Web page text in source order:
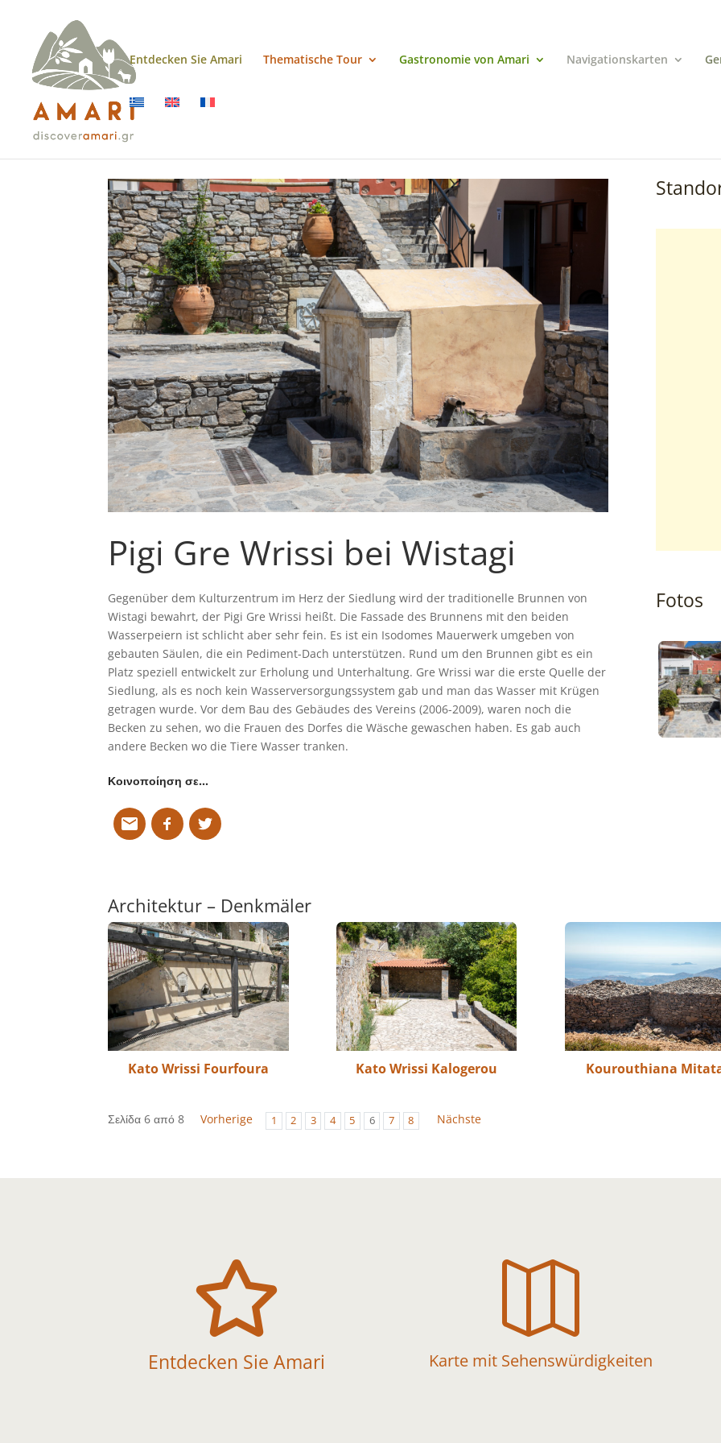
Entdecken Sie Amari Thematische Tour Gastronomie von Amari Navigationskarten
Pigi Gre Wrissi bei Wistagi
Gegenüber dem Kulturzentrum im Herz der Siedlung wird der traditionelle Brunnen von
Wistagi bewahrt, der Pigi Gre Wrissi heißt. Die Fassade des Brunnens mit den beiden
Wasserpeiern ist schlicht aber sehr fein. Es ist ein Isodomes Mauerwerk umgeben von
gebauten Säulen, die ein Pediment-Dach unterstützen. Rund um den Brunnen gibt es ein
Platz speziell entwickelt zur Erholung und Unterhaltung. Gre Wrissi war die erste Quelle der
Siedlung, als es noch kein Wasserversorgungssystem gab und man das Wasser mit Krügen
getragen wurde. Vor dem Bau des Gebäudes des Vereins (2006-2009), waren noch die
Becken zu sehen, wo die Frauen des Dorfes die Wäsche gewaschen haben. Es gab auch
andere Becken wo die Tiere Wasser tranken.
Κοινοποίηση σε…
Fotos
Architektur – Denkmäler
Kato Wrissi Fourfoura Kato Wrissi Kalogerou Kourouthiana
Σελίδα 6 από 8 Vorherige 1 2 3 4 5 6 7 8 Nächste

Entdecken Sie Amari

Karte mit Sehenswürdigkeiten